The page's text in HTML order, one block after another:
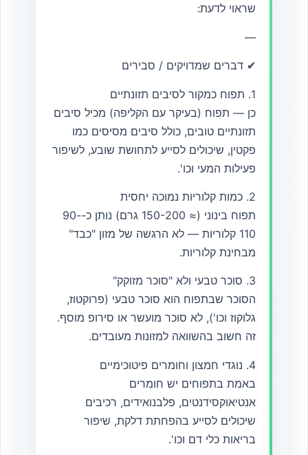
שראוי לדעת:
—
✔ דברים שמדויקים / סבירים
1. תפוח כמקור לסיבים תזונתיים
כן — תפוח (בעיקר עם הקליפה) מכיל סיבים
תזונתיים טובים, כולל סיבים מסיסים כמו
פקטין, שיכולים לסייע לתחושת שובע, לשיפור
פעילות המעי וכו'.
2. כמות קלוריות נמוכה יחסית
תפוח בינוני (≈ 150-200 גרם) נותן כ-90-
110 קלוריות — לא הרגשה של מזון "כבד"
מבחינת קלוריות.
3. סוכר טבעי ולא "סוכר מזוקק"
הסוכר שבתפוח הוא סוכר טבעי (פרוקטוז,
גלוקוז וכו'), לא סוכר מועשר או סירופ מוסף.
זה חשוב בהשוואה למזונות מעובדים.
4. נוגדי חמצון וחומרים פיטוכימיים
באמת בתפוחים יש חומרים
אנטיאוקסידנטים, פלבנואידים, רכיבים
שיכולים לסייע בהפחתת דלקת, שיפור
בריאות כלי דם וכו'.